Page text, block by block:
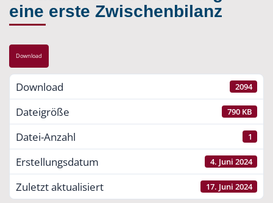
eine erste Zwischenbilanz
Download
Download 2094
Dateigröße 790 KB
Datei-Anzahl 1
Erstellungsdatum 4. Juni 2024
Zuletzt aktualisiert 17. Juni 2024